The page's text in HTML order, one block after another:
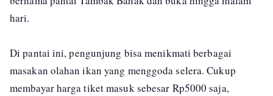
hari.
Di pantai ini, pengunjung bisa menikmati berbagai
masakan olahan ikan yang menggoda selera. Cukup
membayar harga tiket masuk sebesar Rp5000 saja,